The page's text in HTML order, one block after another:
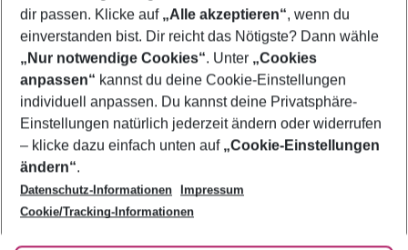
Footer
Footer navigation
Über uns
AGB
Bestpreisgarantie
Cookie-Einstellungen ändern
Cookie-Richtlinie
Agenturbetreuung
Barrierefreies Reisen
Folge uns
dir passen. Klicke auf „Alle akzeptieren“, wenn du
einverstanden bist. Dir reicht das Nötigste? Dann wähle
„Nur notwendige Cookies“. Unter „Cookies
anpassen“ kannst du deine Cookie-Einstellungen
individuell anpassen. Du kannst deine Privatsphäre-
Einstellungen natürlich jederzeit ändern oder widerrufen
– klicke dazu einfach unten auf „Cookie-Einstellungen
ändern“.
Datenschutz-Informationen
Impressum
Cookie/Tracking-Informationen